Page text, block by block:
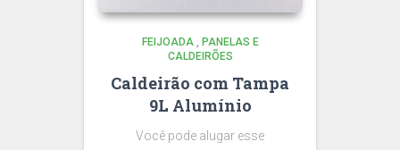
FEIJOADA, PANELAS E
CALDEIRÕES
Caldeirão com Tampa
9L Alumínio
Você pode alugar esse